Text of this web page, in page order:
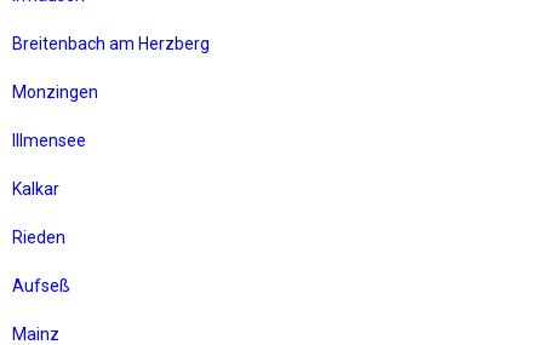
Breitenbach am Herzberg
Monzingen
Illmensee
Kalkar
Rieden
Aufseß
Mainz